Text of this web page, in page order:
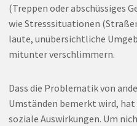
(Treppen oder abschüssiges
wie Stresssituationen
laute, unübersichtliche
mitunter verschlimmern.
Dass die Problematik von
Umständen bemerkt wird,
soziale Auswirkungen. Um